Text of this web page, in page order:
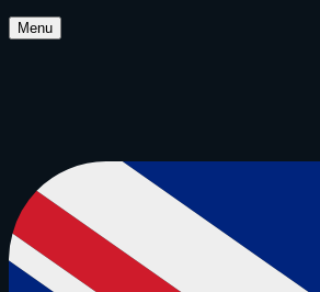
Menu